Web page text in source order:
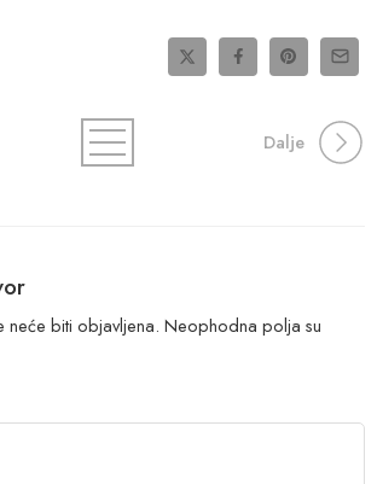
Dalje
neće biti objavljena. Neophodna polja su